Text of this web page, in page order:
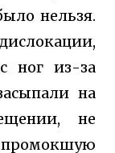
нельзя.
ног из-за
на
не